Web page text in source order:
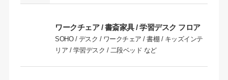
ワークチェア / 書斎家具 / 学習デスク フロア
SOHO / デスク / ワークチェア / 書棚 / キッズインテ
リア / 学習デスク / 二段ベッド など